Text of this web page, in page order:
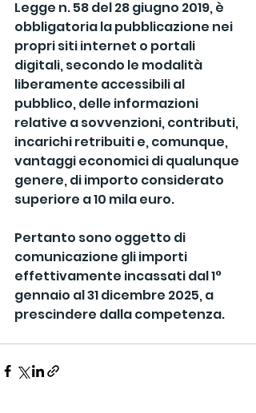
Legge n. 58 del 28 giugno 2019, è
obbligatoria la pubblicazione nei
propri siti internet o portali
digitali, secondo le modalità
liberamente accessibili al
pubblico, delle informazioni
relative a sovvenzioni, contributi,
incarichi retribuiti e, comunque,
vantaggi economici di qualunque
genere, di importo considerato
superiore a 10 mila euro.
Pertanto sono oggetto di
comunicazione gli importi
effettivamente incassati dal 1°
gennaio al 31 dicembre 2025, a
prescindere dalla competenza.